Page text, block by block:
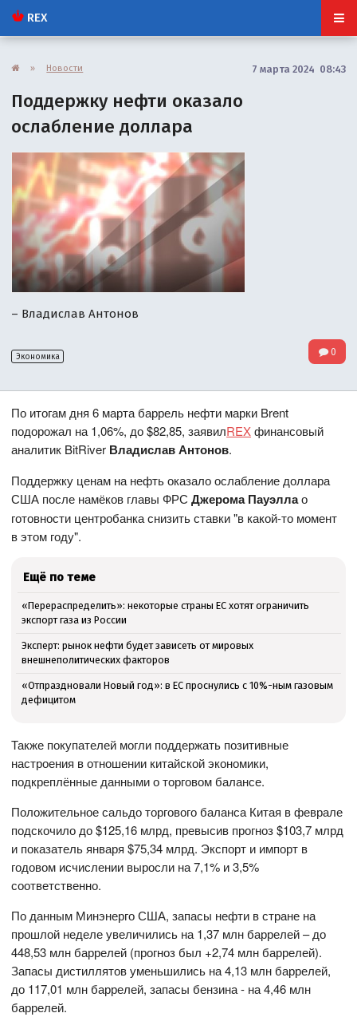
REX
» Новости 7 марта 2024 08:43
Поддержку нефти оказало
ослабление доллара
– Владислав Антонов
Экономика 0
По итогам дня 6 марта баррель нефти марки Brent
подорожал на 1,06%, до $82,85, заявилREXфинансовый
аналитик BitRiver Владислав Антонов.
Поддержку ценам на нефть оказало ослабление доллара
США после намёков главы ФРСДжерома Пауэллао
готовности центробанка снизить ставки "в какой-то момент
в этом году".
Ещё по теме
«Перераспределить»: некоторые страны ЕС хотят ограничить
экспорт газа из России
Эксперт: рынок нефти будет зависеть от мировых
внешнеполитических факторов
«Отпраздновали Новый год»: в ЕС проснулись с 10%-ным газовым
дефицитом
Также покупателей могли поддержать позитивные
настроения в отношении китайской экономики,
подкреплённые данными о торговом балансе.
Положительное сальдо торгового баланса Китая в феврале
подскочило до $125,16 млрд, превысив прогноз $103,7 млрд
и показатель января $75,34 млрд. Экспорт и импорт в
годовом исчислении выросли на 7,1% и 3,5%
соответственно.
По данным Минэнерго США, запасы нефти в стране на
прошлой неделе увеличились на 1,37 млн баррелей – до
448,53 млн баррелей (прогноз был +2,74 млн баррелей).
Запасы дистиллятов уменьшились на 4,13 млн баррелей,
до 117,01 млн баррелей, запасы бензина - на 4,46 млн
баррелей.